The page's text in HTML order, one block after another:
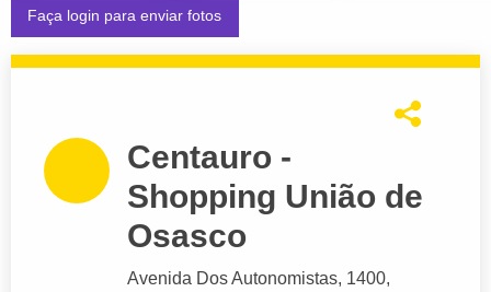
Faça login para enviar fotos
Centauro -
Shopping União de
Osasco
Avenida Dos Autonomistas, 1400,